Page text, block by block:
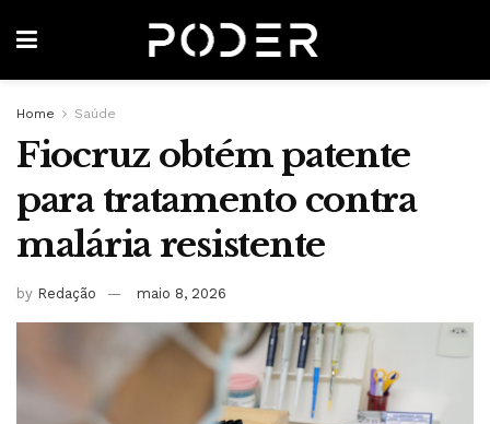
Home Saúde
Fiocruz obtém patente
para tratamento contra
malária resistente
by Redação maio 8, 2026